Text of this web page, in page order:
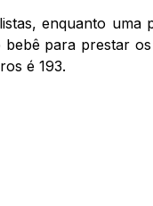
enquanto
para prestar
é 193.